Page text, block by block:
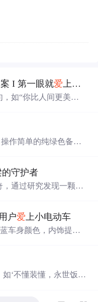
I 第一眼就爱 上的句子
如“你比人间更美
作简单的纯绿色备忘
守护者
通过研究发现一颗来
户爱上小电动车
车身颜色，内饰提供
城市出行优选。
‘不懂装懂，永世饭